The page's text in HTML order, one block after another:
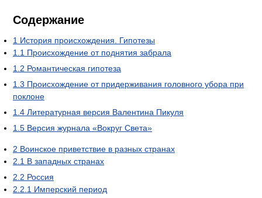
Содержание
1 История происхождения. Гипотезы
1.1 Происхождение от поднятия забрала
1.2 Романтическая гипотеза
1.3 Происхождение от придерживания головного убора при
поклоне
1.4 Литературная версия Валентина Пикуля
1.5 Версия журнала «Вокруг Света»
2 Воинское приветствие в разных странах
2.1 В западных странах
2.2 Россия
2.2.1 Имперский период